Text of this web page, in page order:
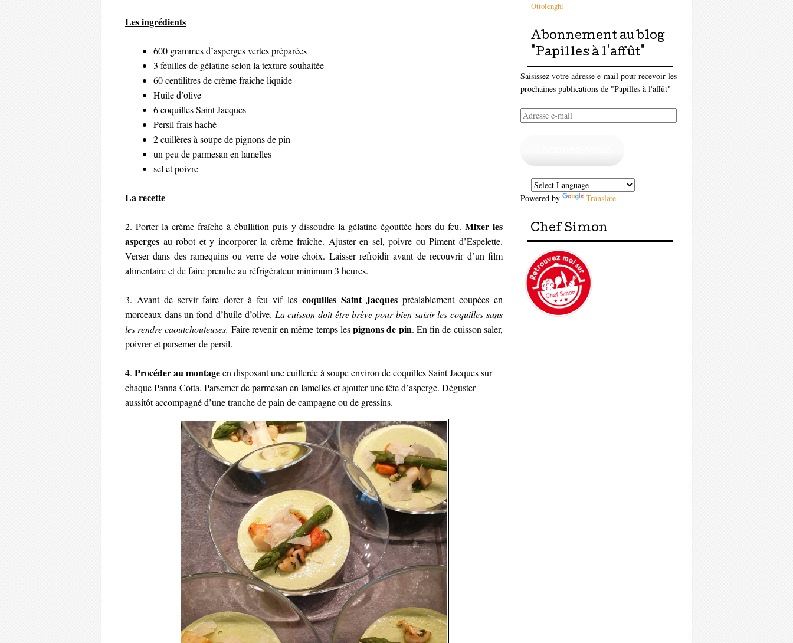
Les ingrédients
600 grammes d’asperges vertes préparées
3 feuilles de gélatine selon la texture souhaitée
60 centilitres de crème fraîche liquide
Huile d’olive
6 coquilles Saint Jacques
Persil frais haché
2 cuillères à soupe de pignons de pin
un peu de parmesan en lamelles
sel et poivre
La recette
2. Porter la crème fraîche à ébullition puis y dissoudre la gélatine égouttée hors du feu.Mixer les
asperges au robot et y incorporer la crème fraîche. Ajuster en sel, poivre ou Piment d’Espelette.
Verser dans des ramequins ou verre de votre choix. Laisser refroidir avant de recouvrir d’un film
alimentaire et de faire prendre au réfrigérateur minimum 3 heures.
3. Avant de servir faire dorer à feu vif les coquilles Saint Jacques préalablement coupées en
morceaux dans un fond d’huile d’olive. La cuisson doit être brève pour bien saisir les coquilles sans
les rendre caoutchouteuses. Faire revenir en même temps lespignons de pin. En fin de cuisson saler,
poivrer et parsemer de persil.
4. Procéder au montageen disposant une cuillerée à soupe environ de coquilles Saint Jacques sur
chaque Panna Cotta. Parsemer de parmesan en lamelles et ajouter une tête d’asperge. Déguster
aussitôt accompagné d’une tranche de pain de campagne ou de gressins.
Ottolenghi
Abonnement au blog
"Papilles à l'affût"
Saisissez votre adresse e-mail pour recevoir les
prochaines publications de "Papilles à l'affût"
Adresse
e-
Powered by Translate
Chef Simon